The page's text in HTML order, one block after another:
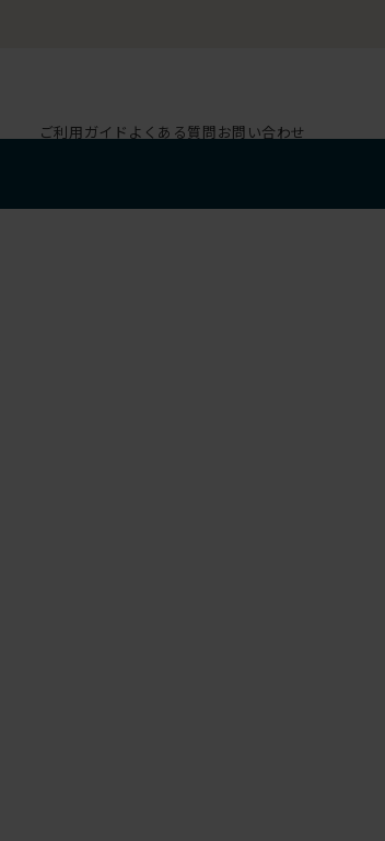
ご利用ガイド よくある質問お問い合わせ